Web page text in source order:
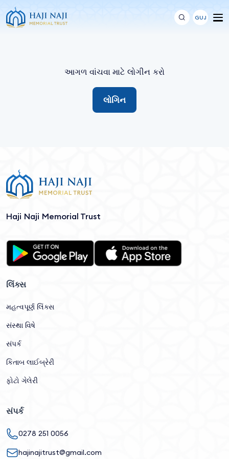
GUJ
આગળ વાંચવા માટે લોગીન કરો
લોગિન
Haji Naji Memorial Trust
લિંક્સ
મહત્વપૂર્ણ લિંક્સ
સંસ્થા વિષે
સંપર્ક
કિતાબ લાઈબ્રેરી
ફોટો ગેલેરી
સંપર્ક
0278 251 0056
hajinajitrust@gmail.com